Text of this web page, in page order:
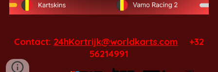
Contact: 24hKortrijk@worldkarts.com
+32
56214991